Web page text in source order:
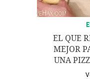
EL QUE
MEJOR
UNA